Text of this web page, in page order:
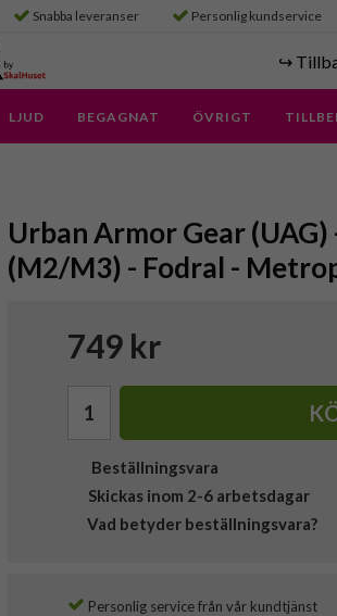
Snabba leveranser Personlig kundservice
↪️
LJUD BEGAGNAT ÖVRIGT
Urban Armor Gear (UAG)
(M2/M3) - Fodral -
749 kr
Beställningsvara
Skickas inom 2-6 arbetsdagar
Vad betyder beställningsvara?
Personlig service från vår kundtjänst